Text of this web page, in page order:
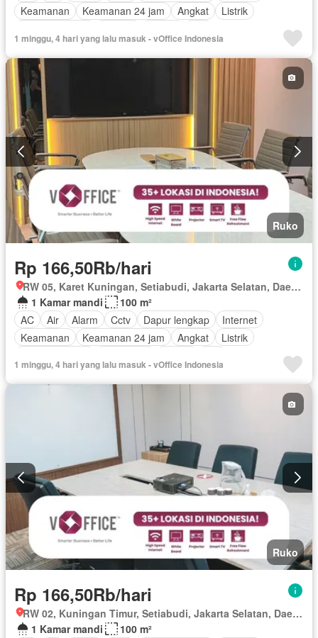
Keamanan
Keamanan 24 jam Angkat
Listrik
Berperabot lengkap
1 minggu, 4 hari yang lalu masuk - vOffice Indonesia
Ruko
Rp 166,50Rb/hari
RW 05, Karet Kuningan, Setiabudi, Jakarta Selatan, Daerah Khusus Ibukota Jakarta
1 Kamar mandi
100 m²
AC
Air Alarm Cctv Dapur lengkap
Internet
Keamanan
Keamanan 24 jam Angkat
Listrik
Berperabot lengkap
1 minggu, 4 hari yang lalu masuk - vOffice Indonesia
Ruko
Rp 166,50Rb/hari
RW 02, Kuningan Timur, Setiabudi, Jakarta Selatan, Daerah Khusus Ibukota Jakarta
1 Kamar mandi
100 m²